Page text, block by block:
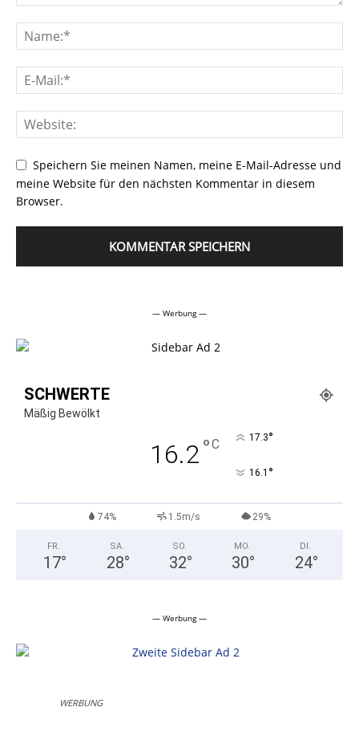
Speichern Sie meinen Namen, meine E-Mail-Adresse und
meine Website für den nächsten Kommentar in diesem
Browser.
— Werbung —
SCHWERTE
Mäßig Bewölkt
16.2°C 17.3°
16.1 °
74% 1.5m/s 29%
FR.
17°
SA.
28°
SO.
32°
MO.
30°
DI.
24°
— Werbung —
WERBUNG